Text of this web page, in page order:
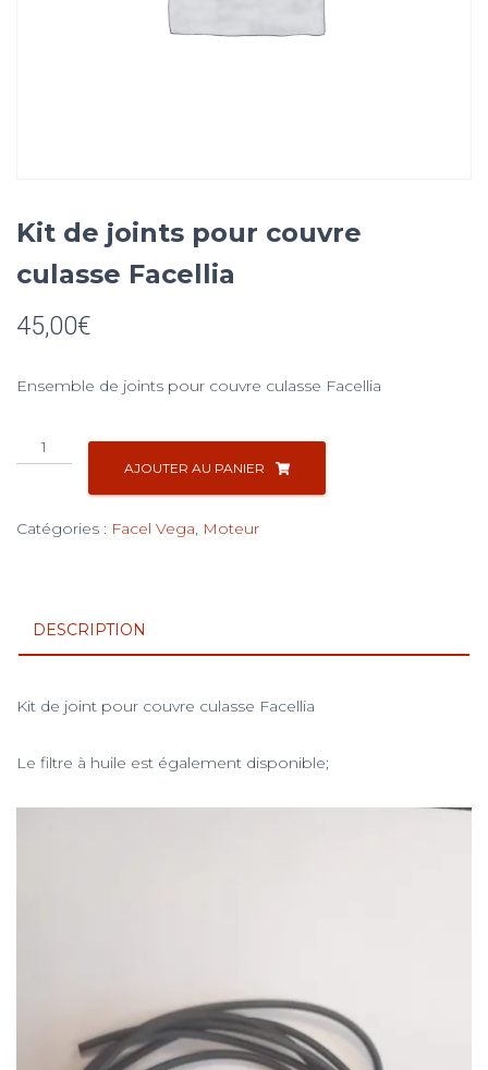
Kit de joints pour couvre
culasse Facellia
45,00€
Ensemble de joints pour couvre culasse Facellia
quantité
de
joints
Facellia
AJOUTER AU PANIER
Catégories : Facel Vega, Moteur
DESCRIPTION
Kit de joint pour couvre culasse Facellia
Le filtre à huile est également disponible;